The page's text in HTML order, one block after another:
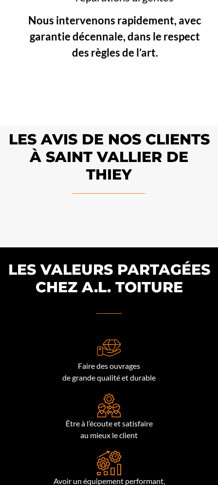
Nous intervenons rapidement, avec
garantie décennale, dans le respect
des règles de l’art.
LES AVIS DE NOS CLIENTS
À SAINT VALLIER DE
THIEY
LES VALEURS PARTAGÉES
CHEZ A.L. TOITURE
Faire des ouvrages
de grande qualité et durable
Être à l’écoute et satisfaire
au mieux le client
Avoir un équipement performant,